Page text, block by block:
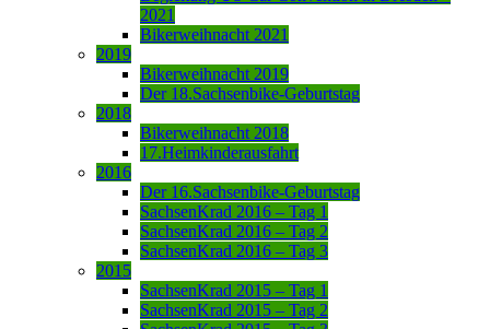
2021
Bikerweihnacht 2021
2019
Bikerweihnacht 2019
Der 18.Sachsenbike-Geburtstag
2018
Bikerweihnacht 2018
17.Heimkinderausfahrt
2016
Der 16.Sachsenbike-Geburtstag
SachsenKrad 2016 – Tag 1
SachsenKrad 2016 – Tag 2
SachsenKrad 2016 – Tag 3
2015
SachsenKrad 2015 – Tag 1
SachsenKrad 2015 – Tag 2